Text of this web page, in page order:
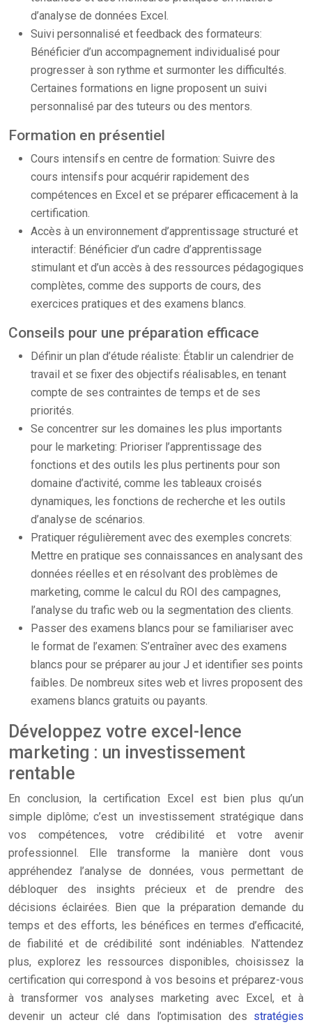
d’analyse de données Excel.
Suivi personnalisé et feedback des formateurs:
Bénéficier d’un accompagnement individualisé pour
progresser à son rythme et surmonter les difficultés.
Certaines formations en ligne proposent un suivi
personnalisé par des tuteurs ou des mentors.
Formation en présentiel
Cours intensifs en centre de formation: Suivre des
cours intensifs pour acquérir rapidement des
compétences en Excel et se préparer efficacement à la
certification.
Accès à un environnement d’apprentissage structuré et
interactif: Bénéficier d’un cadre d’apprentissage
stimulant et d’un accès à des ressources pédagogiques
complètes, comme des supports de cours, des
exercices pratiques et des examens blancs.
Conseils pour une préparation efficace
Définir un plan d’étude réaliste: Établir un calendrier de
travail et se fixer des objectifs réalisables, en tenant
compte de ses contraintes de temps et de ses
priorités.
Se concentrer sur les domaines les plus importants
pour le marketing: Prioriser l’apprentissage des
fonctions et des outils les plus pertinents pour son
domaine d’activité, comme les tableaux croisés
dynamiques, les fonctions de recherche et les outils
d’analyse de scénarios.
Pratiquer régulièrement avec des exemples concrets:
Mettre en pratique ses connaissances en analysant des
données réelles et en résolvant des problèmes de
marketing, comme le calcul du ROI des campagnes,
l’analyse du trafic web ou la segmentation des clients.
Passer des examens blancs pour se familiariser avec
le format de l’examen: S’entraîner avec des examens
blancs pour se préparer au jour J et identifier ses points
faibles. De nombreux sites web et livres proposent des
examens blancs gratuits ou payants.
Développez votre excel-lence
marketing : un investissement
rentable
En conclusion, la certification Excel est bien plus qu’un
simple diplôme; c’est un investissement stratégique dans
vos compétences, votre crédibilité et votre avenir
professionnel. Elle transforme la manière dont vous
appréhendez l’analyse de données, vous permettant de
débloquer des insights précieux et de prendre des
décisions éclairées. Bien que la préparation demande du
temps et des efforts, les bénéfices en termes d’efficacité,
de fiabilité et de crédibilité sont indéniables. N’attendez
plus, explorez les ressources disponibles, choisissez la
certification qui correspond à vos besoins et préparez-vous
à transformer vos analyses marketing avec Excel, et à
devenir un acteur clé dans l’optimisation des stratégies